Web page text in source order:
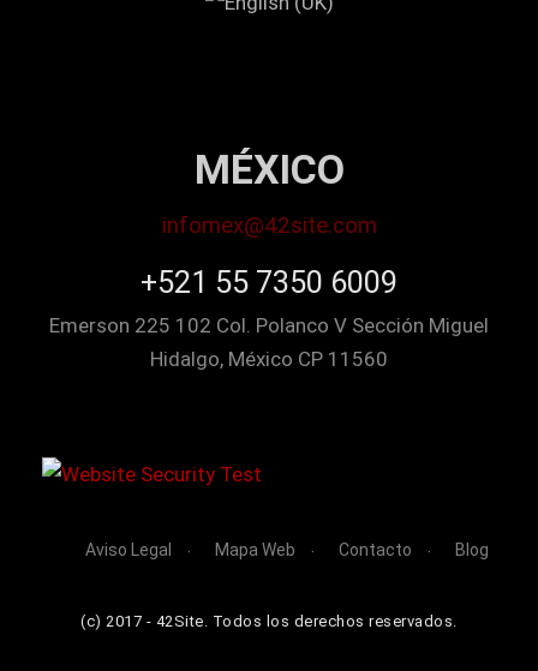
MÉXICO
infomex@42site.com
+521 55 7350 6009
Emerson 225 102 Col. Polanco V Sección Miguel
Hidalgo, México CP 11560
Aviso Legal Mapa Web Contacto Blog
(c) 2017 - 42Site. Todos los derechos reservados.